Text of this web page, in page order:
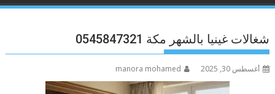
شغالات غينيا بالشهر مكة 0545847321
أغسطس 30, 2025 manora mohamed